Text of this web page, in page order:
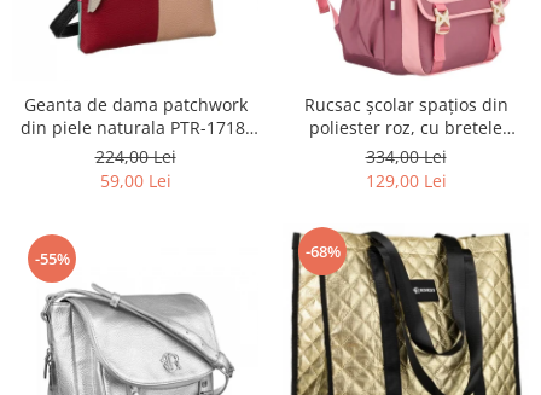
Geanta de dama patchwork
din piele naturala PTR-1718-
SKL-6922 MULTI
224,00 Lei
59,00 Lei
Rucsac școlar spațios din
poliester roz, cu bretele
reglabile - Peterson PTR-PTN
8610-1327 PINK
334,00 Lei
129,00 Lei
-55% -68%